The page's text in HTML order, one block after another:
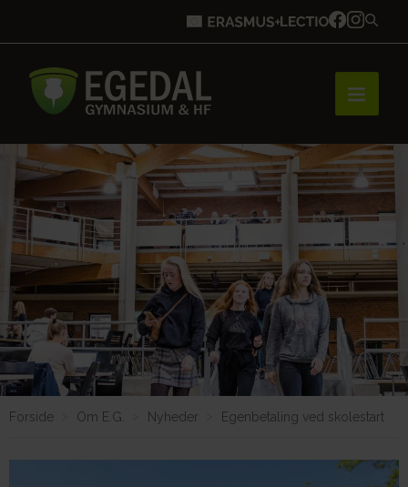
Forside
Brobygning
Bliv elev
Vores uddannelser
Forside Om E.G. Nyheder Egenbetaling ved skolestart